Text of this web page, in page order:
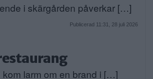
i skärgården påverkar […]
Publicerad 11:31, 28 juli 2026
kom larm om en brand i […]